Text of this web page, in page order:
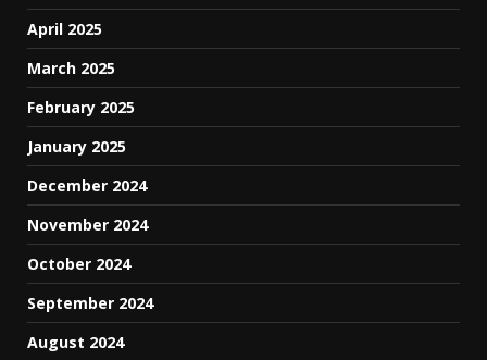
April 2025
March 2025
February 2025
January 2025
December 2024
November 2024
October 2024
September 2024
August 2024